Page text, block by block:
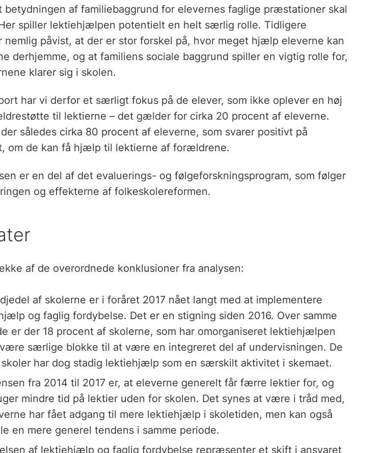
betydningen af familiebaggrund for elevernes faglige præstationer skal
spiller lektiehjælpen potentielt en helt særlig rolle. Tidligere
nemlig påvist, at der er stor forskel på, hvor meget hjælp eleverne kan
derhjemme, og at familiens sociale baggrund spiller en vigtig rolle for,
klarer sig i skolen.
har vi derfor et særligt fokus på de elever, som ikke oplever en høj
til lektierne – det gælder for cirka 20 procent af eleverne.
således cirka 80 procent af eleverne, som svarer positivt på
om de kan få hjælp til lektierne af forældrene.
er en del af det evaluerings- og følgeforskningsprogram, som følger
og effekterne af folkeskolereformen.
af de overordnede konklusioner fra analysen:
af skolerne er i foråret 2017 nået langt med at implementere
og faglig fordybelse. Det er en stigning siden 2016. Over samme
er der 18 procent af skolerne, som har omorganiseret lektiehjælpen
særlige blokke til at være en integreret del af undervisningen. De
har dog stadig lektiehjælp som en særskilt aktivitet i skemaet.
fra 2014 til 2017 er, at eleverne generelt får færre lektier for, og
mindre tid på lektier uden for skolen. Det synes at være i tråd med,
har fået adgang til mere lektiehjælp i skoletiden, men kan også
en mere generel tendens i samme periode.
af lektiehjælp og faglig fordybelse repræsenter et skift i ansvaret